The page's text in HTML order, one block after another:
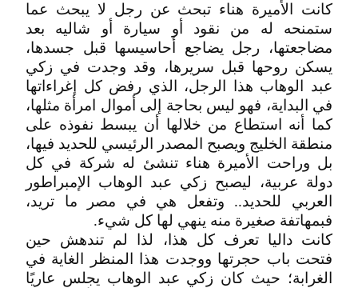
كانت الأميرة هناء تبحث عن رجل لا يبحث عما
ستمنحه له من نقود أو سيارة أو شاليه بعد
مضاجعتها، رجل يضاجع أحاسيسها قبل جسدها،
يسكن روحها قبل سريرها، وقد وجدت في زكي
عبد الوهاب هذا الرجل، الذي رفض كل إغراءاتها
في البداية، فهو ليس بحاجة إلى أموال امرأة مثلها،
كما أنه استطاع من خلالها أن يبسط نفوذه على
منطقة الخليج ويصبح المصدر الرئيسي للحديد فيها،
بل وراحت الأميرة هناء تنشئ له شركة في كل
دولة عربية، ليصبح زكي عبد الوهاب الإمبراطور
العربي للحديد.. وتفعل هي في مصر ما تريد،
فبمهاتفة صغيرة منه ينهي لها كل شيء.
كانت داليا تعرف كل هذا، لذا لم تندهش حين
فتحت باب حجرتها ووجدت هذا المنظر الغاية في
الغرابة؛ حيث كان زكي عبد الوهاب يجلس عاريًا